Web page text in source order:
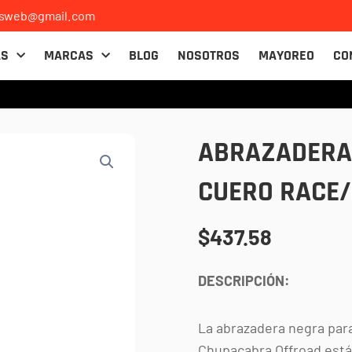
MARCAS BLOG NOSOTROS MAYOREO
CUERO
$437.58
DESCRIPCIÓN:
La abrazadera negra